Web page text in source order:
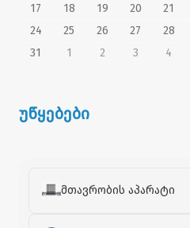
17
18 19 20 21
24
25 26 27 28
31
1 2 3 4
უწყებები
მთავრობის აპარატი